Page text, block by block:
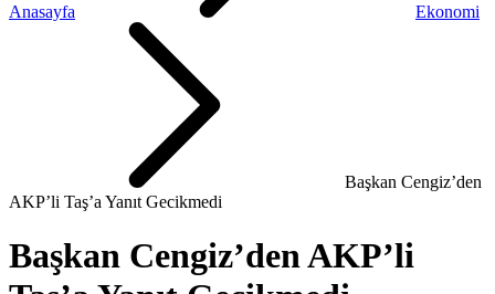
Anasayfa Ekonomi
Başkan Cengiz’den
AKP’li Taş’a Yanıt Gecikmedi
Başkan Cengiz’den AKP’li